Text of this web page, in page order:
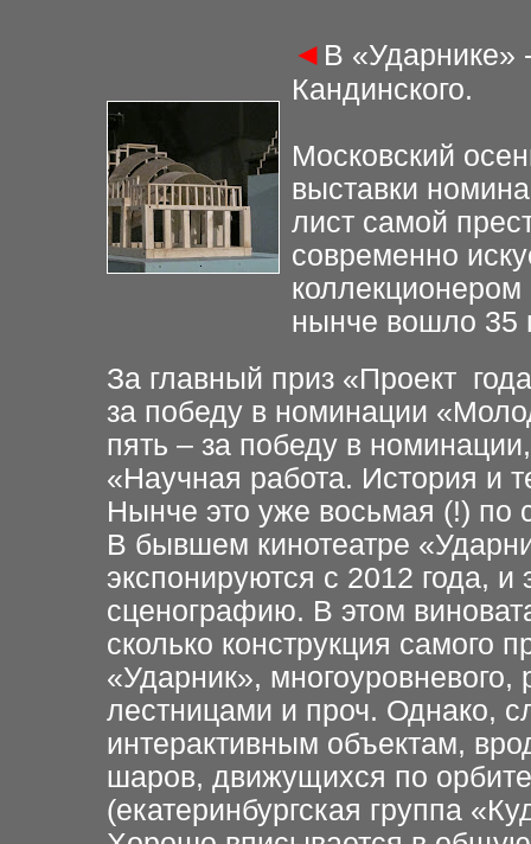
◄ В «Ударнике»
Кандинского.
Московский
выставки
лист самой
современно
нынче вошло 35
За главный приз «Проект
за победу в номинации
пять – за победу в
«Научная работа. История и
Нынче это уже восьмая (!) по
В бывшем кинотеатре
экспонируются с 2012 года,
сценографию. В этом
сколько конструкция самого
«Ударник»,
лестницами и проч. Однако,
интерактивным объектам,
шаров, движущихся по
(екатеринбургская группа